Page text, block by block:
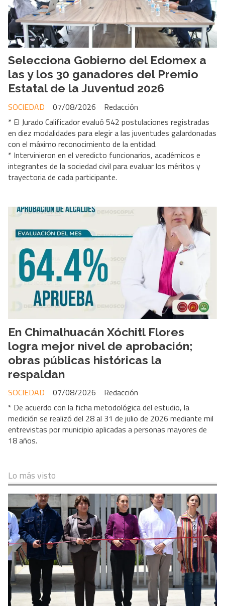
Selecciona Gobierno del Edomex a
las y los 30 ganadores del Premio
Estatal de la Juventud 2026
Redacción
SOCIEDAD
07/08/2026
* El Jurado Calificador evaluó 542 postulaciones registradas
en diez modalidades para elegir a las juventudes galardonadas
con el máximo reconocimiento de la entidad.
* Intervinieron en el veredicto funcionarios, académicos e
integrantes de la sociedad civil para evaluar los méritos y
trayectoria de cada participante.
En Chimalhuacán Xóchitl Flores
logra mejor nivel de aprobación;
obras públicas históricas la
respaldan
Redacción
SOCIEDAD
07/08/2026
* De acuerdo con la ficha metodológica del estudio, la
medición se realizó del 28 al 31 de julio de 2026 mediante mil
entrevistas por municipio aplicadas a personas mayores de
18 años.
Lo más visto